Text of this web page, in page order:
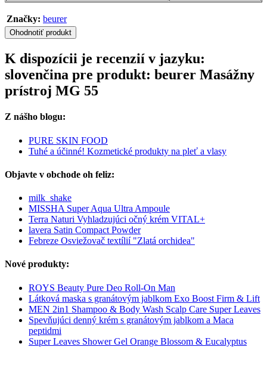
Značky: beurer
Ohodnotiť produkt
K dispozícii je recenzií v jazyku:
slovenčina pre produkt: beurer Masážny
prístroj MG 55
Z nášho blogu:
PURE SKIN FOOD
Tuhé a účinné! Kozmetické produkty na pleť a vlasy
Objavte v obchode oh feliz:
milk_shake
MISSHA Super Aqua Ultra Ampoule
Terra Naturi Vyhladzujúci očný krém VITAL+
lavera Satin Compact Powder
Febreze Osviežovač textílií "Zlatá orchidea"
Nové produkty:
ROYS Beauty Pure Deo Roll-On Man
Látková maska s granátovým jablkom Exo Boost Firm & Lift
MEN 2in1 Shampoo & Body Wash Scalp Care Super Leaves
Spevňujúci denný krém s granátovým jablkom a Maca
peptidmi
Super Leaves Shower Gel Orange Blossom & Eucalyptus